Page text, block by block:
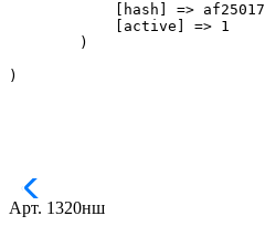
[hash] =>
            [active] => 1
        )
Арт. 1320нш